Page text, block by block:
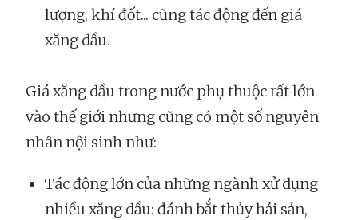
lượng, khí đốt... cũng tác động đến giá
xăng dầu.
Giá xăng dầu trong nước phụ thuộc rất lớn
vào thế giới nhưng cũng có một số nguyên
nhân nội sinh như:
Tác động lớn của những ngành xử dụng
nhiều xăng dầu: đánh bắt thủy hải sản,